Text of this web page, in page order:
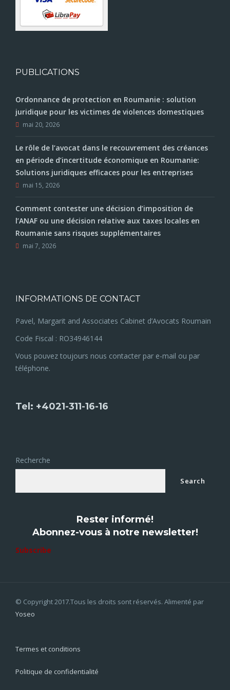
PUBLICATIONS
Ordonnance de protection en Roumanie : solution
juridique pour les victimes de violences domestiques
mai 20, 2026
Le rôle de l’avocat dans le recouvrement des créances
en période d’incertitude économique en Roumanie:
Solutions juridiques efficaces pour les entreprises
mai 15, 2026
Comment contester une décision d’imposition de
l’ANAF ou une décision relative aux taxes locales en
Roumanie sans risques supplémentaires
mai 7, 2026
INFORMATIONS DE CONTACT
Pavel, Margarit and Associates Cabinet d’Avocats Roumain
Code Fiscal : RO34946144
Vous pouvez toujours nous contacter par e-mail ou par
téléphone.
Tel: +4021-311-16-16
Recherche
Search
Rester informé!
Abonnez-vous à notre newsletter!
Subscribe
© Copyright 2017.Tous les droits sont réservés. Alimenté par
Yoseo
Termes et conditions
Politique de confidentialité